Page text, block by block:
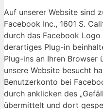
Auf unserer Website sind
Facebook Inc., 1601 S.
durch das Facebook Logo
derartiges Plug-in
Plug-ins an Ihren
unsere Website besucht
Benutzerkonto bei
durch anklicken des
übermittelt und dort